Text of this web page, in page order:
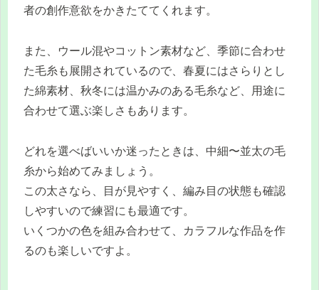
者の創作意欲をかきたててくれます。
また、ウール混やコットン素材など、季節に合わせ
た毛糸も展開されているので、春夏にはさらりとし
た綿素材、秋冬には温かみのある毛糸など、用途に
合わせて選ぶ楽しさもあります。
どれを選べばいいか迷ったときは、中細〜並太の毛
糸から始めてみましょう。
この太さなら、目が見やすく、編み目の状態も確認
しやすいので練習にも最適です。
いくつかの色を組み合わせて、カラフルな作品を作
るのも楽しいですよ。